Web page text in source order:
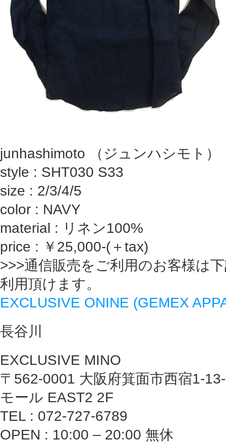
junhashimoto （ジュンハシモト）
style : SHT030 S33
size : 2/3/4/5
color : NAVY
material : リネン100%
price : ￥25,000-(＋tax)
>>>通信販売をご利用のお客様は
利用頂けます。
EXCLUSIVE ONINE (GEMEX
長谷川
EXCLUSIVE MINO
〒562-0001 大阪府箕面市西宿1-
モール EAST2 2F
TEL : 072-727-6789
OPEN : 10:00 – 20:00 無休